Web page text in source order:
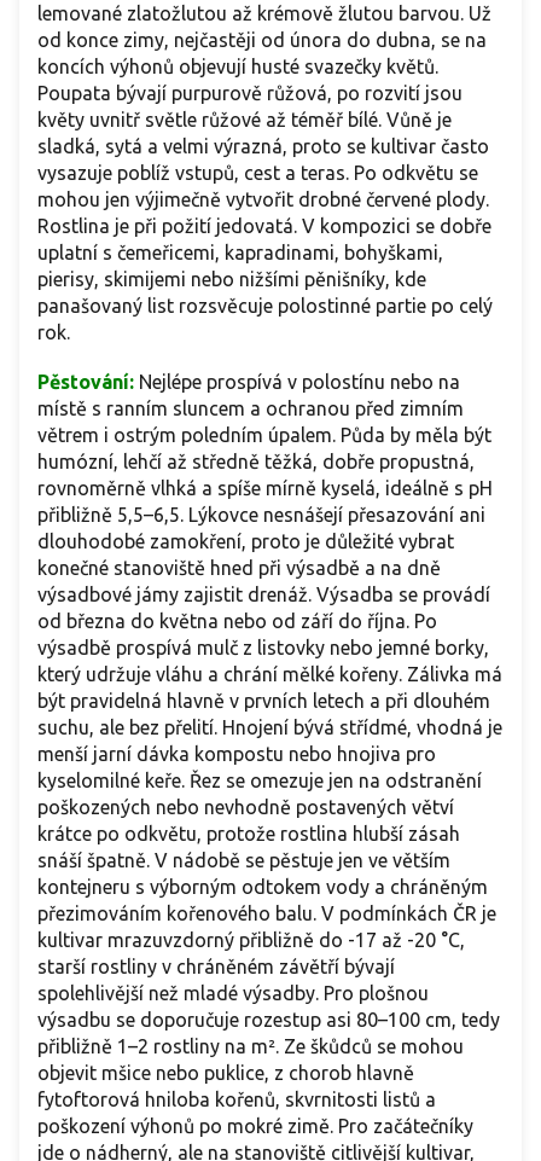
lemované zlatožlutou až krémově žlutou barvou. Už
od konce zimy, nejčastěji od února do dubna, se na
koncích výhonů objevují husté svazečky květů.
Poupata bývají purpurově růžová, po rozvití jsou
květy uvnitř světle růžové až téměř bílé. Vůně je
sladká, sytá a velmi výrazná, proto se kultivar často
vysazuje poblíž vstupů, cest a teras. Po odkvětu se
mohou jen výjimečně vytvořit drobné červené plody.
Rostlina je při požití jedovatá. V kompozici se dobře
uplatní s čemeřicemi, kapradinami, bohyškami,
pierisy, skimijemi nebo nižšími pěnišníky, kde
panašovaný list rozsvěcuje polostinné partie po celý
rok.
Pěstování: Nejlépe prospívá v polostínu nebo na
místě s ranním sluncem a ochranou před zimním
větrem i ostrým poledním úpalem. Půda by měla být
humózní, lehčí až středně těžká, dobře propustná,
rovnoměrně vlhká a spíše mírně kyselá, ideálně s pH
přibližně 5,5–6,5. Lýkovce nesnášejí přesazování ani
dlouhodobé zamokření, proto je důležité vybrat
konečné stanoviště hned při výsadbě a na dně
výsadbové jámy zajistit drenáž. Výsadba se provádí
od března do května nebo od září do října. Po
výsadbě prospívá mulč z listovky nebo jemné borky,
který udržuje vláhu a chrání mělké kořeny. Zálivka má
být pravidelná hlavně v prvních letech a při dlouhém
suchu, ale bez přelití. Hnojení bývá střídmé, vhodná je
menší jarní dávka kompostu nebo hnojiva pro
kyselomilné keře. Řez se omezuje jen na odstranění
poškozených nebo nevhodně postavených větví
krátce po odkvětu, protože rostlina hlubší zásah
snáší špatně. V nádobě se pěstuje jen ve větším
kontejneru s výborným odtokem vody a chráněným
přezimováním kořenového balu. V podmínkách ČR je
kultivar mrazuvzdorný přibližně do -17 až -20 °C,
starší rostliny v chráněném závětří bývají
spolehlivější než mladé výsadby. Pro plošnou
výsadbu se doporučuje rozestup asi 80–100 cm, tedy
přibližně 1–2 rostliny na m². Ze škůdců se mohou
objevit mšice nebo puklice, z chorob hlavně
fytoftorová hniloba kořenů, skvrnitosti listů a
poškození výhonů po mokré zimě. Pro začátečníky
jde o nádherný, ale na stanoviště citlivější kultivar,